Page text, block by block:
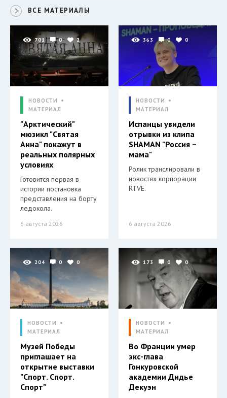
ВСЕ МАТЕРИАЛЫ
701 0 2
НОВОСТИ
МАТЕРИАЛ
"Арктический"
мюзикл "Святая
Анна" покажут в
реальных полярных
условиях
Готовится первая в
истории постановка
представления на борту
ледокола.
6 августа 2026
363 0 0
НОВОСТИ
МАТЕРИАЛ
Испанцы увидели
отрывки из клипа
SHAMAN "Россия –
мама"
Ролик транслировали в
новостях корпорации
RTVE.
6 августа 2026
204 0 0
НОВОСТИ
МАТЕРИАЛ
Музей Победы
приглашает на
открытие выставки
"Спорт. Спорт.
Спорт"
173 0 0
НОВОСТИ
МАТЕРИАЛ
Во Франции умер
экс-глава
Гонкуровской
академии Дидье
Декуэн